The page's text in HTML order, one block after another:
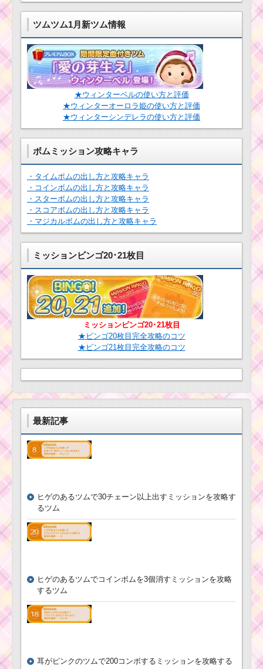
ツムはマレフィセント
ドラゴン・クルエラ・
フック船
友達を呼ぶスキルで
80コンボするミッショ
ンを攻略するツム
ツムツム2016年4月の
リーク情報！新イベン
ト・ツム・ガチャなど
年5月13日～のピ
ャはウサプー・
ツムツム1月イベン
ト！ディズニースター
シアター7枚目のミッシ
ョン内容と攻略
茶色のツムでス
キルを14回使う
ミッションを攻
略するツム
パズルイベント5枚目の
クサーパズルイ
ベント3枚目のミ
攻略
ミッション内容と攻略
ツムツム1月新ツム情報
★ウィンターベルの使い方と評価
★ウィンターオーロラ姫の使い方と評価
★ウィンターシンデレラの使い方と評価
ボムミッション攻略キャラ
・タイムボムの出し方と攻略キャラ
・コインボムの出し方と攻略キャラ
・スターボムの出し方と攻略キャラ
・スコアボムの出し方と攻略キャラ
・マジカルボムの出し方と攻略キャラ
ミッションビンゴ20･21枚目
ミッションビンゴ20･21枚目
★ビンゴ20枚目完全攻略のコツ
★ビンゴ21枚目完全攻略のコツ
最新記事
ヒゲのあるツムで30チェーン以上出すミッションを攻略す
るツム
ヒゲのあるツムでコインボムを3個消すミッションを攻略
するツム
耳がピンクのツムで200コンボするミッションを攻略する